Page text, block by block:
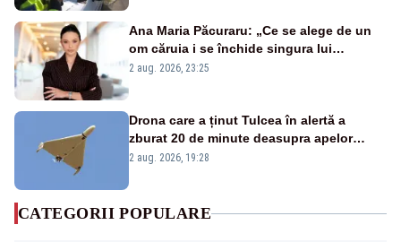
Ana Maria Păcuraru: „Ce se alege de un
om căruia i se închide singura lui
portiță?”
2 aug. 2026, 23:25
Drona care a ținut Tulcea în alertă a
zburat 20 de minute deasupra apelor
României. Au fost ridicate două F-16
2 aug. 2026, 19:28
CATEGORII POPULARE